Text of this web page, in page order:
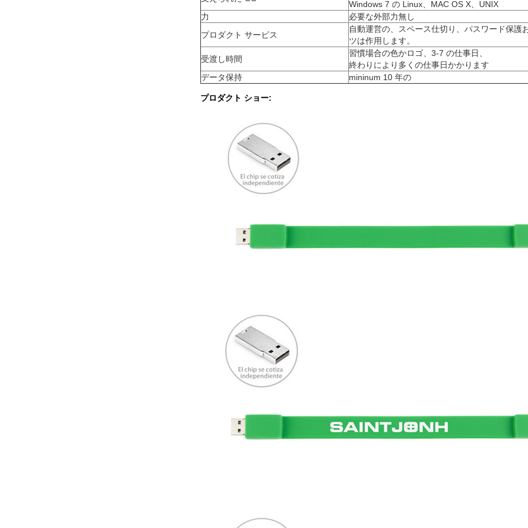
Windows 7 の Linux、MAC OS X、UNIX
力
必要な外部力無し
プロダクト サービス
自動運営の、スペース仕切り、パスワード保護
ツは作用します。
受渡し時間
習慣場合の色かロゴ、3-7 の仕事日、
終わりにより多くの仕事日かかります
データ保持
mininum 10 年の
プロダクト ショー: